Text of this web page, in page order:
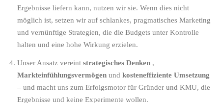
Ergebnisse liefern kann, nutzen wir sie. Wenn dies nicht
möglich ist, setzen wir auf schlankes, pragmatisches Marketing
und vernünftige Strategien, die die Budgets unter Kontrolle
halten und eine hohe Wirkung erzielen.
Unser Ansatz vereint strategisches Denken ,
Markteinfühlungsvermögen und kosteneffiziente Umsetzung
– und macht uns zum Erfolgsmotor für Gründer und KMU, die
Ergebnisse und keine Experimente wollen.